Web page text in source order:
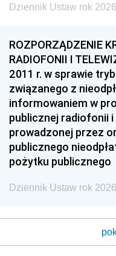
Dziennik Ustaw rok
ROZPORZĄDZENIE
RADIOFONII I
2011 r. w sprawie
związanego z
informowaniem w
publicznej radiofonii
prowadzonej przez
publicznego
pożytku publicznego
Dziennik Ustaw rok